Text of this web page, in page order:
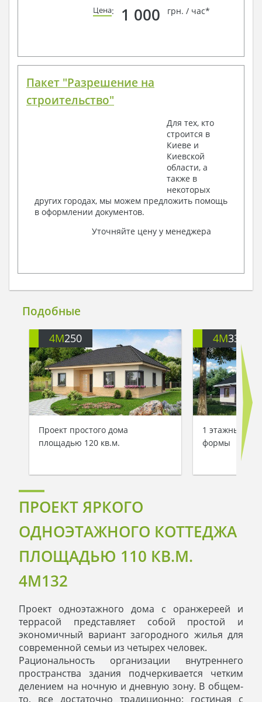
Цена: 1 000 грн. / час*
Пакет "Разрешение на
строительство"
Для тех, кто
строится в
Киеве и
Киевской
области, а
также в
некоторых
других городах, мы можем предложить помощь
в оформлении документов.
Уточняйте цену у менеджера
Подобные
4M250
Проект простого дома
площадью 120 кв.м.
4M3317
1 этажный
формы
ПРОЕКТ ЯРКОГО
ОДНОЭТАЖНОГО КОТТЕДЖА
ПЛОЩАДЬЮ 110 КВ.М.
4M132
Проект одноэтажного дома с оранжереей и
террасой представляет собой простой и
экономичный вариант загородного жилья для
современной семьи из четырех человек.
Рациональность организации внутреннего
пространства здания подчеркивается четким
делением на ночную и дневную зону. В общем-
то, все достаточно традиционно: гостиная с